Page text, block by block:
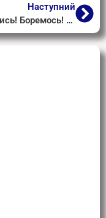
Наступний
«Боролись! Боремось! Поборемо!»